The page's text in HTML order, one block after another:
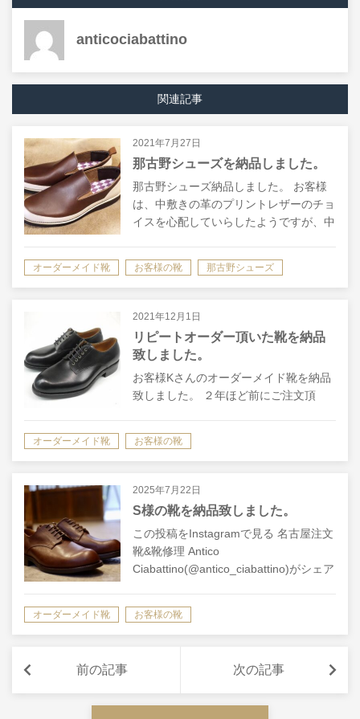
anticociabattino
関連記事
2021年7月27日
那古野シューズを納品しました。
那古野シューズ納品しました。 お客様
は、中敷きの革のプリントレザーのチョ
イスを心配していらしたようですが、中
できますので、直感で選んでOKです！
履いているときは見えませんしね。 那
古野…
オーダーメイド靴 お客様の靴 那古野シューズ
2021年12月1日
リピートオーダー頂いた靴を納品
致しました。
お客様Kさんのオーダーメイド靴を納品
致しました。 ２年ほど前にご注文頂
デザインは５ホールのダービーシュー
ズ。革も厚手のエルバマットをお選び頂
きましたので、気軽にガツガツ履いて頂
けます…
オーダーメイド靴 お客様の靴
2025年7月22日
S様の靴を納品致しました。
この投稿をInstagramで見る 名古屋注文
靴&靴修理 Antico
Ciabattino(@antico_ciabattino)がシェア
オーダーメイド靴 お客様の靴
前の記事 次の記事